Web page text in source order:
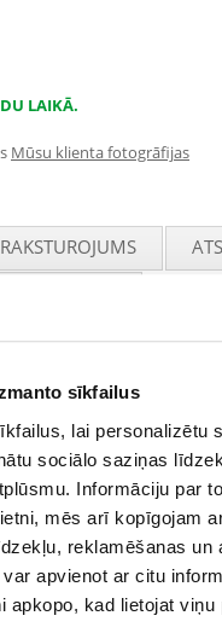
sīkfailus
lai personalizētu
sociālo saziņas
Informāciju par
mēs arī kopīgojam
reklamēšanas un
apvienot ar citu
apkopo, kad lietojat viņu
LAIKĀ.
Mūsu klienta fotogrāfijas
RAKSTUROJUMS
ir izgatavotas no augstas
izturību pret mehāniskiem
lietošanai un neizraisa
garumā, izmantojot papildu
ir pastāvīga
apturēšanas mehānisms